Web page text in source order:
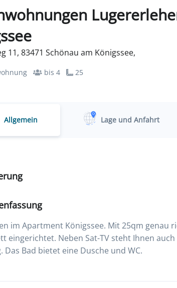
11, 83471 Schönau am Königssee,
bis 4 25
Allgemein Lage und Anfahrt
im Apartment Königssee. Mit 25qm genau
eingerichtet. Neben Sat-TV steht Ihnen
Das Bad bietet eine Dusche und WC.